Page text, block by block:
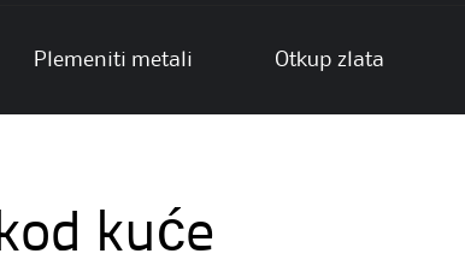
Plemeniti metali Otkup zlata
kuće